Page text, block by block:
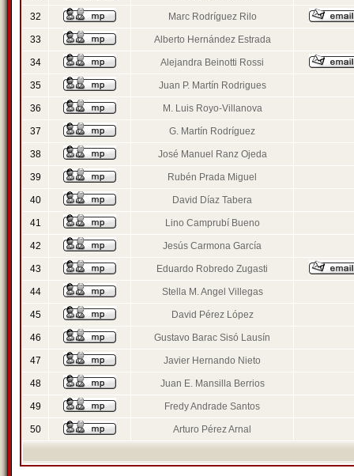
32 Marc Rodríguez Rilo
33 Alberto Hernández Estrada
34 Alejandra Beinotti Rossi
35 Juan P. Martín Rodrigues
36 M. Luis Royo-Villanova
37 G. Martín Rodríguez
38 José Manuel Ranz Ojeda
39 Rubén Prada Miguel
40 David Díaz Tabera
41 Lino Camprubí Bueno
42 Jesús Carmona García
43 Eduardo Robredo Zugasti
44 Stella M. Angel Villegas
45 David Pérez López
46 Gustavo Barac Sisó Lausín
47 Javier Hernando Nieto
48 Juan E. Mansilla Berrios
49 Fredy Andrade Santos
50 Arturo Pérez Arnal